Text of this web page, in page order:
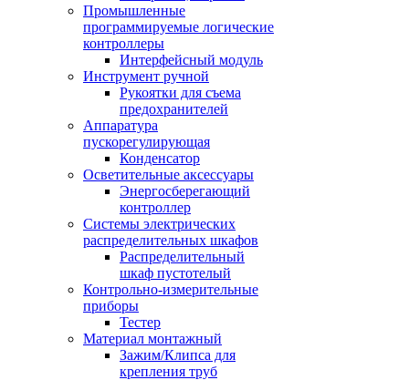
Промышленные
программируемые логические
контроллеры
Интерфейсный модуль
Инструмент ручной
Рукоятки для съема
предохранителей
Аппаратура
пускорегулирующая
Конденсатор
Осветительные аксессуары
Энергосберегающий
контроллер
Системы электрических
распределительных шкафов
Распределительный
шкаф пустотелый
Контрольно-измерительные
приборы
Тестер
Материал монтажный
Зажим/Клипса для
крепления труб